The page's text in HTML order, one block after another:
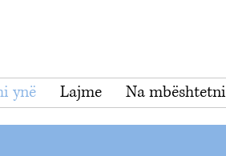
ynë Lajme Na mbështetni